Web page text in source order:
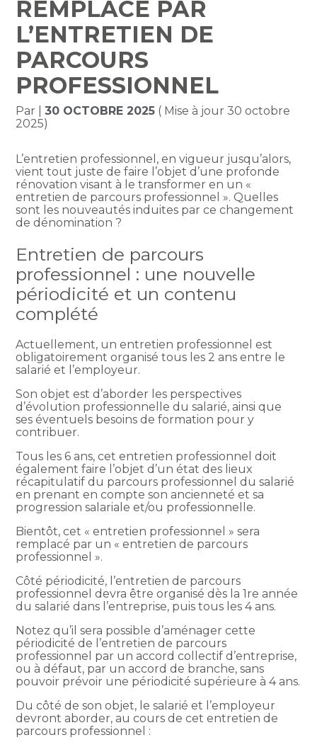
REMPLACÉ PAR
L’ENTRETIEN DE
PARCOURS
PROFESSIONNEL
Par |30 OCTOBRE 2025 ( Mise à jour 30 octobre
2025)
L’entretien professionnel, en vigueur jusqu’alors,
vient tout juste de faire l’objet d’une profonde
rénovation visant à le transformer en un «
entretien de parcours professionnel ». Quelles
sont les nouveautés induites par ce changement
de dénomination ?
Entretien de parcours
professionnel : une nouvelle
périodicité et un contenu
complété
Actuellement, un entretien professionnel est
obligatoirement organisé tous les 2 ans entre le
salarié et l’employeur.
Son objet est d’aborder les perspectives
d’évolution professionnelle du salarié, ainsi que
ses éventuels besoins de formation pour y
contribuer.
Tous les 6 ans, cet entretien professionnel doit
également faire l’objet d’un état des lieux
récapitulatif du parcours professionnel du salarié
en prenant en compte son ancienneté et sa
progression salariale et/ou professionnelle.
Bientôt, cet « entretien professionnel » sera
remplacé par un « entretien de parcours
professionnel ».
Côté périodicité, l’entretien de parcours
professionnel devra être organisé dès la 1re année
du salarié dans l’entreprise, puis tous les 4 ans.
Notez qu’il sera possible d’aménager cette
périodicité de l’entretien de parcours
professionnel par un accord collectif d’entreprise,
ou à défaut, par un accord de branche, sans
pouvoir prévoir une périodicité supérieure à 4 ans.
Du côté de son objet, le salarié et l’employeur
devront aborder, au cours de cet entretien de
parcours professionnel :